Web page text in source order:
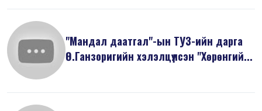
"Мандал даатгал"-ын ТУЗ-ийн дарга
Ө.Ганзоригийн хэлэлцүүлсэн "Хөрөнгий...